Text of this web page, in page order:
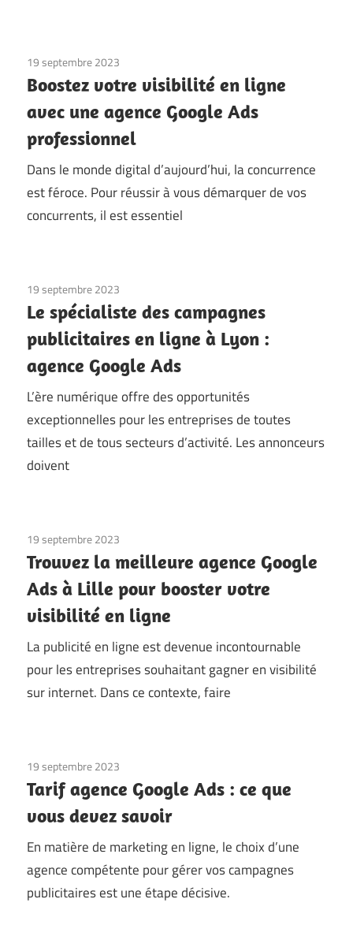
19 septembre 2023
Boostez votre visibilité en ligne
avec une agence Google Ads
professionnel
Dans le monde digital d’aujourd’hui, la concurrence
est féroce. Pour réussir à vous démarquer de vos
concurrents, il est essentiel
19 septembre 2023
Le spécialiste des campagnes
publicitaires en ligne à Lyon :
agence Google Ads
L’ère numérique offre des opportunités
exceptionnelles pour les entreprises de toutes
tailles et de tous secteurs d’activité. Les annonceurs
doivent
19 septembre 2023
Trouvez la meilleure agence Google
Ads à Lille pour booster votre
visibilité en ligne
La publicité en ligne est devenue incontournable
pour les entreprises souhaitant gagner en visibilité
sur internet. Dans ce contexte, faire
19 septembre 2023
Tarif agence Google Ads : ce que
vous devez savoir
En matière de marketing en ligne, le choix d’une
agence compétente pour gérer vos campagnes
publicitaires est une étape décisive.